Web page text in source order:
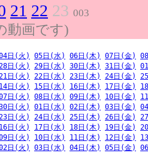
21 22 23 003
動画です)
日(火) 05日(水) 06日(木) 07日(金)
日(火) 29日(水) 30日(木) 31日(金)
日(火) 22日(水) 23日(木) 24日(金)
14日(火) 15日(水) 16日(木) 17日(金)
日(火) 08日(水) 09日(木) 10日(金)
日(火) 01日(水) 02日(木) 03日(金)
日(火) 24日(水) 25日(木) 26日(金)
16日(火) 17日(水) 18日(木) 19日(金)
日(火) 10日(水) 11日(木) 12日(金)
日(火) 03日(水) 04日(木) 05日(金)